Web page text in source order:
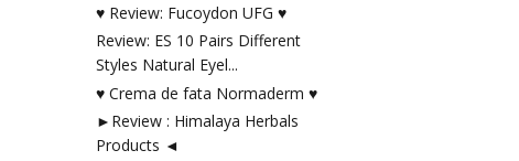
♥ Review: Fucoydon UFG ♥
Review: ES 10 Pairs Different
Styles Natural Eyel...
♥ Crema de fata Normaderm ♥
►Review : Himalaya Herbals
Products ◄